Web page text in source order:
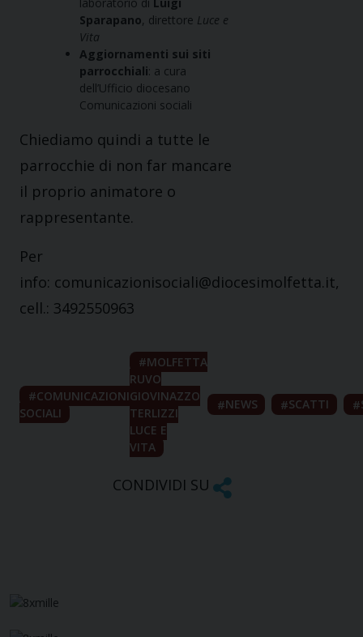
Sparapano, direttore Luce e
Vita
Aggiornamenti sui siti
parrocchiali: a cura
dell’Ufficio diocesano
Comunicazioni sociali
Chiediamo quindi a tutte le
parrocchie di non far mancare
il proprio animatore o
rappresentante.
Per
info: comunicazionisociali@diocesimolfetta.it,
cell.: 3492550963
COMUNICAZIONI
SOCIALI
MOLFETTA
RUVO
GIOVINAZZO
TERLIZZI
LUCE E
VITA
NEWS SCATTI
CONDIVIDI SU